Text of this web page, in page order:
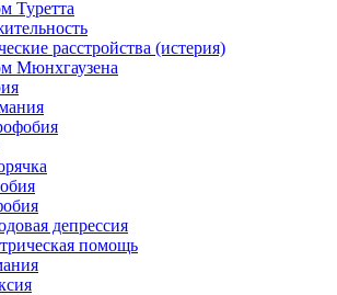
Туретта
расстройства (истерия)
Мюнхгаузена
депрессия
помощь